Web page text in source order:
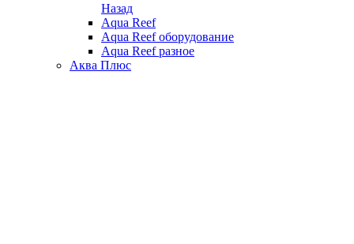
Назад
Aqua Reef
Aqua Reef оборудование
Aqua Reef разное
Аква Плюс